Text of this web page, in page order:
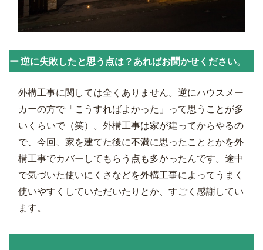
逆に失敗したと思う点は？あればお聞かせください。
外構工事に関しては全くありません。逆にハウスメー
カーの方で「こうすればよかった」って思うことが多
いくらいで（笑）。外構工事は家が建ってからやるの
で、今回、家を建てた後に不満に思ったこととかを外
構工事でカバーしてもらう点も多かったんです。途中
で気づいた使いにくさなどを外構工事によってうまく
使いやすくしていただいたりとか、すごく感謝してい
ます。